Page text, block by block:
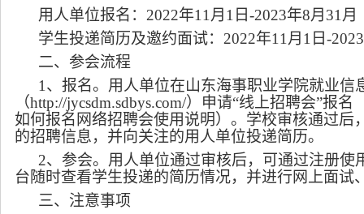
用人单位报名： 2022年11 月 1 日-2023年8月 31 月
学生投递简历及邀约面试： 2022年11 月 1 日-2023
二、参会流程
1 、报名。用人单位在山东海事职业学院就业信
（http://jycsdm.sdbys.com/）申请“线上招聘会”报名
如何报名网络招聘会使用说明）。学校审核通过后
的招聘信息，并向关注的用人单位投递简历。
2、参会。用人单位通过审核后，可通过注册使
台随时查看学生投递的简历情况，并进行网上面试
三、注意事项